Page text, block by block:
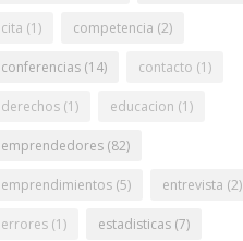
cita (1) competencia (2)
conferencias (14) contacto (1)
derechos (1) educacion (1)
emprendedores (82)
emprendimientos (5) entrevista (2)
errores (1) estadisticas (7)